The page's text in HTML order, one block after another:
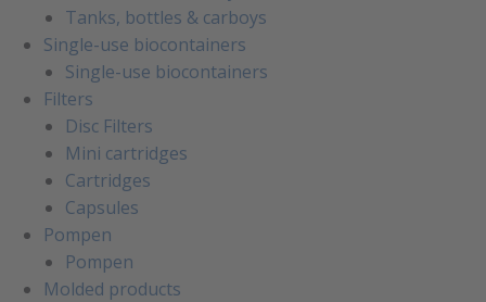
Tanks, bottles & carboys
Single-use biocontainers
Single-use biocontainers
Filters
Disc Filters
Mini cartridges
Cartridges
Capsules
Pompen
Pompen
Molded products